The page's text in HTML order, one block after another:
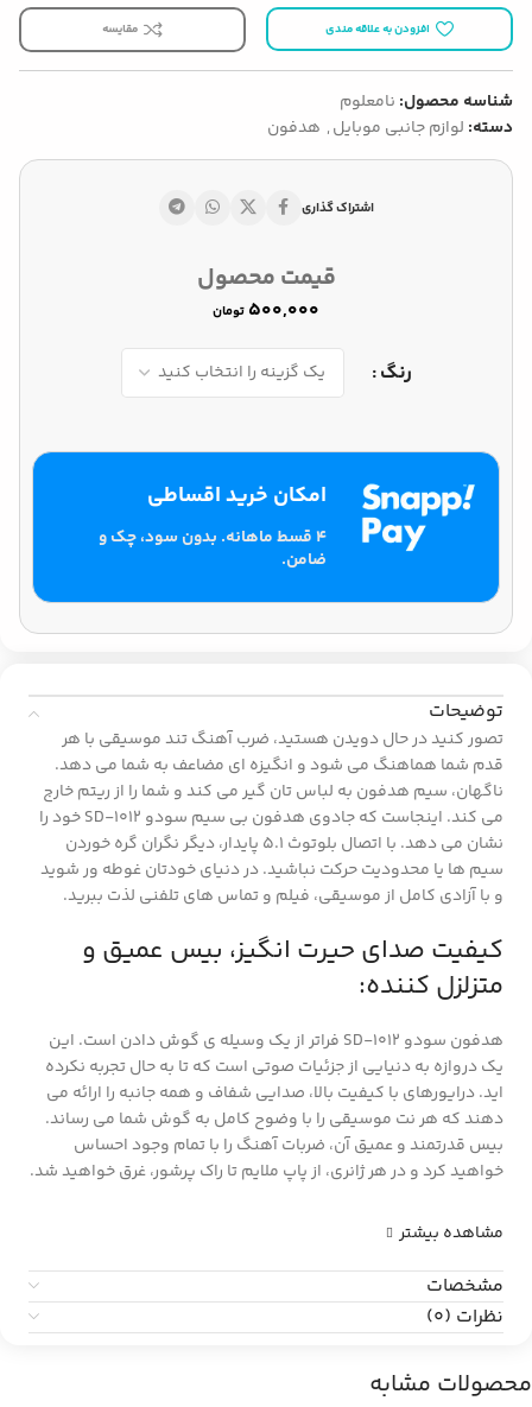
افزودن به علاقه مندی مقایسه
شناسه محصول: نامعلوم
دسته: لوازم جانبی موبایل, هدفون
اشتراک گذاری
قیمت محصول
تومان
رنگ
امکان خرید اقساطی
۴ قسط ماهانه. بدون سود، چک و
ضامن.
توضیحات
تصور کنید در حال دویدن هستید، ضرب آهنگ تند موسیقی با هر
قدم شما هماهنگ می شود و انگیزه ای مضاعف به شما می دهد.
ناگهان، سیم هدفون به لباس تان گیر می کند و شما را از ریتم خارج
می کند. اینجاست که جادوی هدفون بی سیم سودو SD-1012 خود را
نشان می دهد. با اتصال بلوتوث 5.1 پایدار، دیگر نگران گره خوردن
سیم ها یا محدودیت حرکت نباشید. در دنیای خودتان غوطه ور شوید
و با آزادی کامل از موسیقی، فیلم و تماس های تلفنی لذت ببرید.
کیفیت صدای حیرت انگیز، بیس عمیق و
متزلزل کننده:
هدفون سودو SD-1012 فراتر از یک وسیله ی گوش دادن است. این
یک دروازه به دنیایی از جزئیات صوتی است که تا به حال تجربه نکرده
اید. درایورهای با کیفیت بالا، صدایی شفاف و همه جانبه را ارائه می
دهند که هر نت موسیقی را با وضوح کامل به گوش شما می رساند.
بیس قدرتمند و عمیق آن، ضربات آهنگ را با تمام وجود احساس
خواهید کرد و در هر ژانری، از پاپ ملایم تا راک پرشور، غرق خواهید شد.
مشاهده بیشتر
مشخصات
نظرات (0)
محصولات مشابه